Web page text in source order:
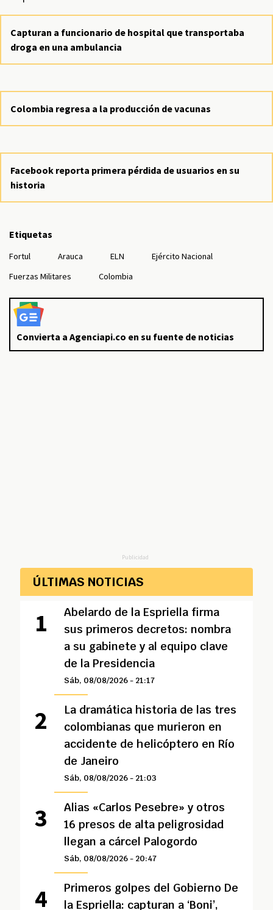
Capturan a funcionario de hospital que transportaba
droga en una ambulancia
Colombia regresa a la producción de vacunas
Facebook reporta primera pérdida de usuarios en su
historia
Etiquetas
Fortul Arauca ELN
Ejército Nacional
Fuerzas Militares
Colombia
Convierta a Agenciapi.co en su fuente de noticias
Publicidad
ÚLTIMAS NOTICIAS
Abelardo de la Espriella firma
sus primeros decretos: nombra
a su gabinete y al equipo clave
de la Presidencia
Sáb, 08/08/2026 - 21:17
La dramática historia de las tres
colombianas que murieron en
accidente de helicóptero en Río
de Janeiro
Sáb, 08/08/2026 - 21:03
Alias «Carlos Pesebre» y otros
16 presos de alta peligrosidad
llegan a cárcel Palogordo
Sáb, 08/08/2026 - 20:47
Primeros golpes del Gobierno De
la Espriella: capturan a ‘Boni’,